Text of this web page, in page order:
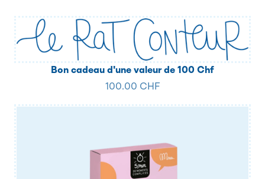
Bon cadeau d'une valeur de 100 Chf
100.00 CHF